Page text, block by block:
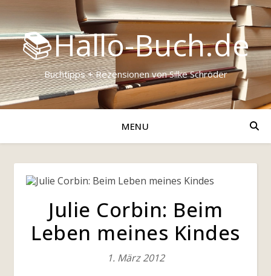
📚Hallo-Buch.de
Buchtipps + Rezensionen von Silke Schröder
MENU
Julie Corbin: Beim
Leben meines Kindes
1. März 2012